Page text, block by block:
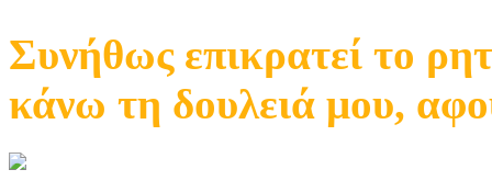
Συνήθως επικρατεί το
κάνω τη δουλειά μου,